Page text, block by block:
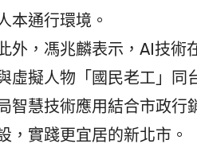
本通行環境。
外，馮兆麟表示，AI技術
虛擬人物「國民老工」同
智慧技術應用結合市政行
，實踐更宜居的新北市。